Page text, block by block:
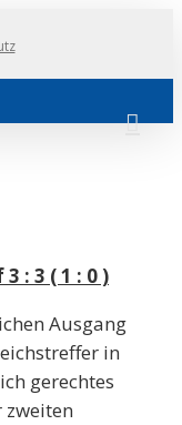
: 3 ( 1 : 0 )
Ausgang
in
gerechtes
zweiten